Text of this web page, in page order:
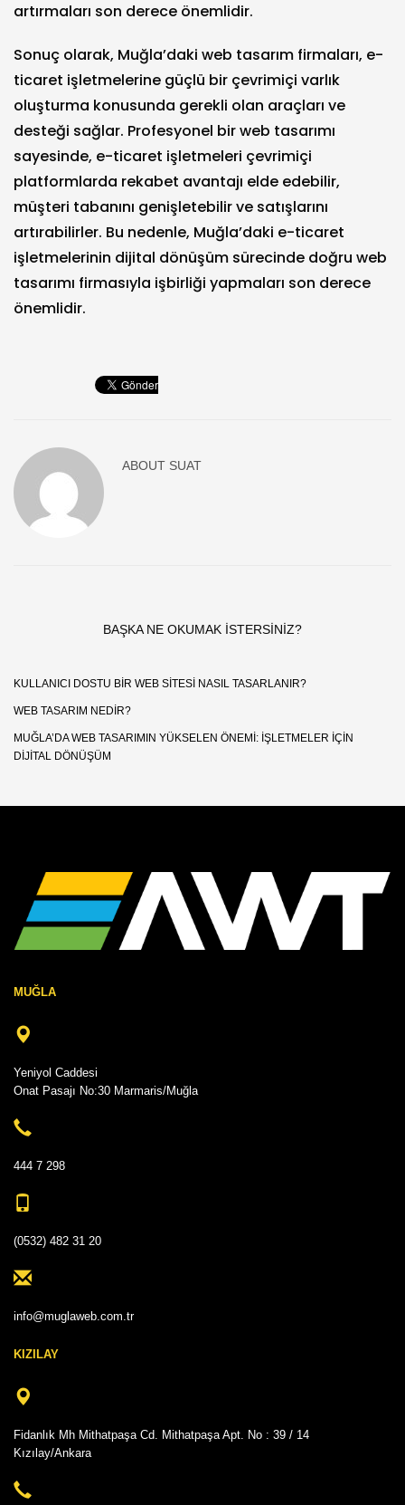
artırmaları son derece önemlidir.
Sonuç olarak, Muğla’daki web tasarım firmaları, e-
ticaret işletmelerine güçlü bir çevrimiçi varlık
oluşturma konusunda gerekli olan araçları ve
desteği sağlar. Profesyonel bir web tasarımı
sayesinde, e-ticaret işletmeleri çevrimiçi
platformlarda rekabet avantajı elde edebilir,
müşteri tabanını genişletebilir ve satışlarını
artırabilirler. Bu nedenle, Muğla’daki e-ticaret
işletmelerinin dijital dönüşüm sürecinde doğru web
tasarımı firmasıyla işbirliği yapmaları son derece
önemlidir.
ABOUT SUAT
BAŞKA NE OKUMAK ISTERSINIZ?
KULLANICI DOSTU BIR WEB SITESI NASIL TASARLANIR?
WEB TASARIM NEDIR?
MUĞLA’DA WEB TASARIMIN YÜKSELEN ÖNEMI: İŞLETMELER İÇIN
DIJITAL DÖNÜŞÜM
MUĞLA
Yeniyol Caddesi
Onat Pasajı No:30 Marmaris/Muğla
444 7 298
(0532) 482 31 20
info@muglaweb.com.tr
KIZILAY
Fidanlık Mh Mithatpaşa Cd. Mithatpaşa Apt. No : 39 / 14
Kızılay/Ankara